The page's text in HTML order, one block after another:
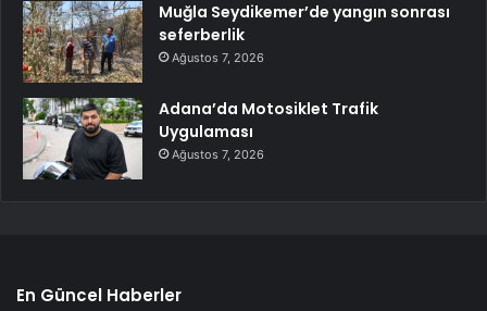
Muğla Seydikemer’de yangın sonrası
seferberlik
Ağustos 7, 2026
Adana’da Motosiklet Trafik
Uygulaması
Ağustos 7, 2026
En Güncel Haberler